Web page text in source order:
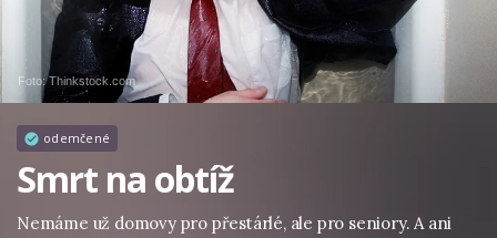
Foto: Thinkstock.com
odemčené
Smrt na obtíž
Nemáme už domovy pro přestárlé, ale pro seniory. A ani